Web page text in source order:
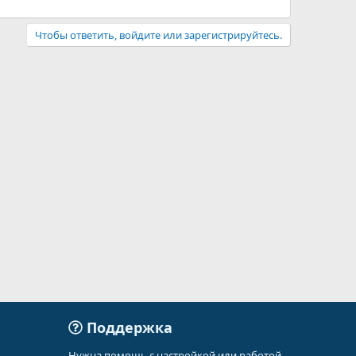
Чтобы ответить, войдите или зарегистрируйтесь.
Поддержка